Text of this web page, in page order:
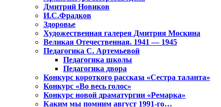
Дмитрий Новиков
И.С.Фрадков
Здоровье
Художественная галерея Дмитрия Москина
Великая Отечественная. 1941 — 1945
Педагогика С. Артемьевой
Педагогика школы
Педагогика двора
Конкурс короткого рассказа «Сестра таланта»
Конкурс «Во весь голос»
Конкурс новой драматургии «Ремарка»
Каким мы помним август 1991-го…